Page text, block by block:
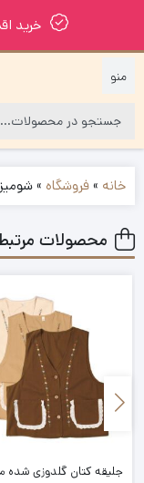
خرید
خانه »فروشگاه »
محصولات
جلیقه کتان گلدوزی شده